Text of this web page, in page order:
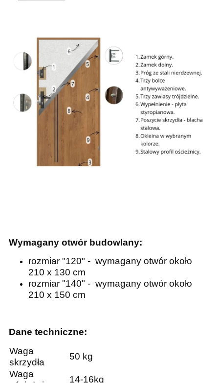
Wymagany otwór budowlany:
rozmiar "120" - wymagany otwór około
210 x 130 cm
rozmiar "140" - wymagany otwór około
210 x 150 cm
Dane techniczne:
Waga
skrzydła
50 kg
Waga
14-16kg